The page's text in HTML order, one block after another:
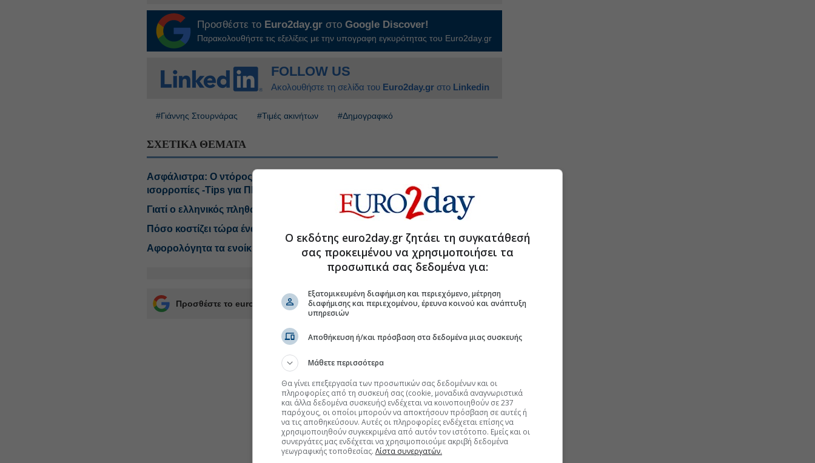
Προσθέστε το Euro2day.gr στοGoogle Discover!
Παρακολουθήστε τις εξελίξεις με την υπογραφη εγκυρότητας του Euro2day.gr
FOLLOW US
Ακολουθήστε τη σελίδα του Euro2day.gr στο Linkedin
#Γιάννης Στουρνάρας #Τιμές ακινήτων #Δημογραφικό
ΣΧΕΤΙΚΑ ΘΕΜΑΤΑ
Ασφάλιστρα: Ο ντόρος με Στουρνάρα και το… υπονοούμενο-Aktor: Οι νέες
ισορροπίες -Tips για ΠΕΙΡ, ΣΠΥΡ, ΕΚΤΕΡ
Γιατί ο ελληνικός πληθωρισμός προσπερνά την υπόλοιπη Ευρωζώνη
Πόσο κοστίζει τώρα ένα εξοχικό κοντά στην Αθήνα
Αφορολόγητα τα ενοίκια ακινήτων για κοινωνική κατοικία
Προσθέστε το euro2day.gr στο Discover
Ο εκδότης euro2day.gr ζητάει τη συγκατάθεσή
σας προκειμένου να χρησιμοποιήσει τα
προσωπικά σας δεδομένα για:
Εξατομικευμένη διαφήμιση και περιεχόμενο, μέτρηση
διαφήμισης και περιεχομένου, έρευνα κοινού και ανάπτυξη
υπηρεσιών
Αποθήκευση ή/και πρόσβαση στα δεδομένα μιας συσκευής
Μάθετε περισσότερα
Θα γίνει επεξεργασία των προσωπικών σας δεδομένων και οι
πληροφορίες από τη συσκευή σας (cookie, μοναδικά αναγνωριστικά
και άλλα δεδομένα συσκευής) ενδέχεται να κοινοποιηθούν σε 237
παρόχους, οι οποίοι μπορούν να αποκτήσουν πρόσβαση σε αυτές ή
να τις αποθηκεύσουν. Αυτές οι πληροφορίες ενδέχεται επίσης να
χρησιμοποιηθούν συγκεκριμένα από αυτόν τον ιστότοπο. Εμείς και οι
συνεργάτες μας ενδέχεται να χρησιμοποιούμε ακριβή δεδομένα
γεωγραφικής τοποθεσίας. Λίστα συνεργατών.